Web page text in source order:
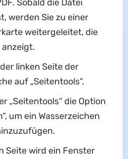
Sobald die Datei
werden Sie zu einer
weitergeleitet, die
anzeigt.
linken Seite der
auf „Seitentools“.
„Seitentools“ die Option
um ein Wasserzeichen
Seite wird ein Fenster